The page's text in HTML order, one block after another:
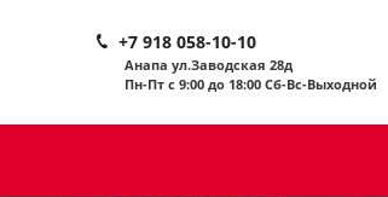
+7 918 058-10-10
Анапа ул.Заводская 28д
Пн-Пт с 9:00 до 18:00 Сб-Вс-Выходной